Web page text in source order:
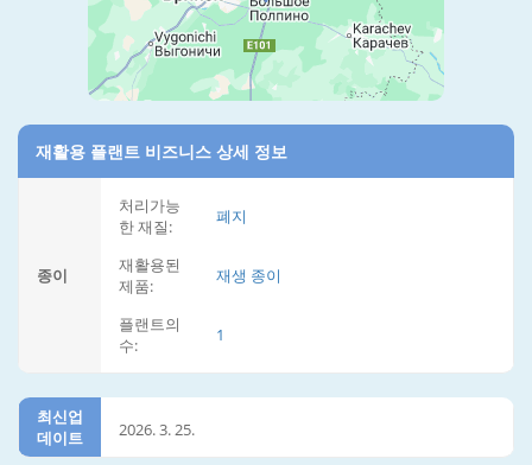
재활용 플랜트 비즈니스 상세 정보
종이
처리가능
한 재질:
폐지
재활용된
제품:
재생 종이
플랜트의
수:
1
최신업
데이트
2026. 3. 25.